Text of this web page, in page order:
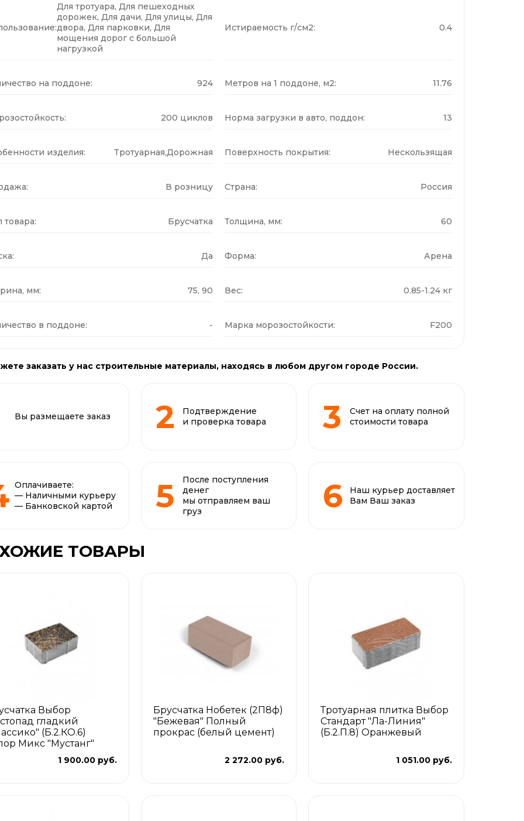
Для тротуара, Для пешеходных
дорожек, Для дачи, Для улицы, Для
двора, Для парковки, Для
мощения дорог с большой
нагрузкой
Истираемость г/см2: 0.4
на поддоне: 924 Метров на 1 поддоне, м2: 11.76
200 циклов Норма загрузки в авто, поддон: 13
изделия: Тротуарная,Дорожная Поверхность покрытия: Нескользящая
В розницу Страна: Россия
товара: Брусчатка Толщина, мм: 60
Да Форма: Арена
мм: 75, 90 Вес: 0.85-1.24 кг
в поддоне: - Марка морозостойкости: F200
заказать у нас строительные материалы, находясь в любом другом городе России.
Вы размещаете заказ
Подтверждение
и проверка товара
Счет на оплату полной
стоимости товара
Оплачиваете:
— Наличными курьеру
— Банковской картой
После поступления
денег
мы отправляем ваш
груз
Наш курьер доставляет
Вам Ваш заказ
ТОВАРЫ
Выбор
гладкий
(Б.2.КО.6)
Микс "Мустанг"
1 900.00 руб.
Брусчатка Нобетек (2П8ф)
"Бежевая" Полный
прокрас (белый цемент)
2 272.00 руб.
Тротуарная плитка Выбор
Стандарт "Ла-Линия"
(Б.2.П.8) Оранжевый
1 051.00 руб.